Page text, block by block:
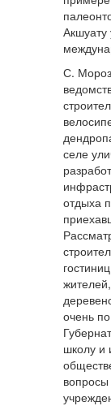
Акшуату
С.
селе
отдыха
очень
школу и